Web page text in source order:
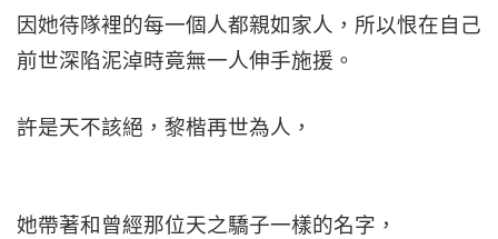
因她待隊裡的每一個人都親如家人，所以恨在自己
前世深陷泥淖時竟無一人伸手施援。
許是天不該絕，黎楷再世為人，
她帶著和曾經那位天之驕子一樣的名字，